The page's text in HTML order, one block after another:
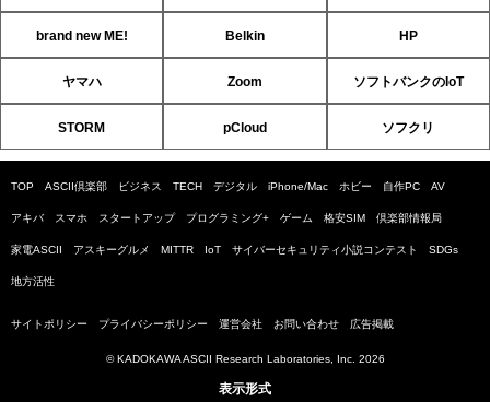
brand new ME! Belkin HP
ヤマハ Zoom ソフトバンクのIoT
STORM pCloud ソフクリ
TOP ASCII倶楽部 ビジネス TECH デジタル iPhone/Mac ホビー 自作PC AV
アキバ スマホ スタートアップ プログラミング+ ゲーム 格安SIM 倶楽部情報局
家電ASCII アスキーグルメ MITTR IoT サイバーセキュリティ小説コンテスト SDGs
地方活性
サイトポリシー プライバシーポリシー 運営会社 お問い合わせ 広告掲載
© KADOKAWA ASCII Research Laboratories, Inc. 2026
表示形式